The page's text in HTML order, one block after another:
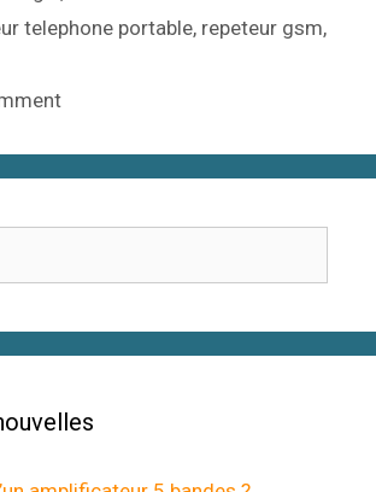
telephone portable, repeteur gsm,